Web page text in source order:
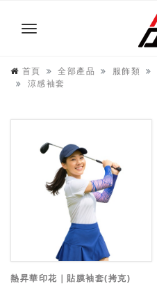
首頁 全部產品 服飾類
涼感袖套
熱昇華印花｜貼膜袖套(拷克)